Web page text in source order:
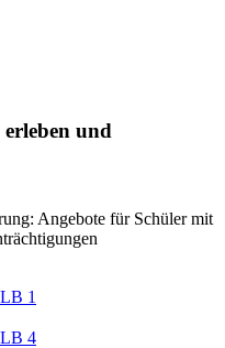
und
Angebote für Schüler mit
1
4